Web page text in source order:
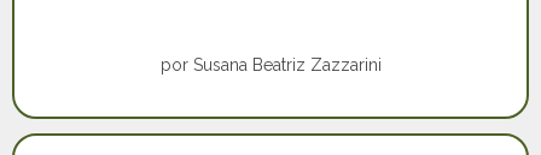
por Susana Beatriz Zazzarini